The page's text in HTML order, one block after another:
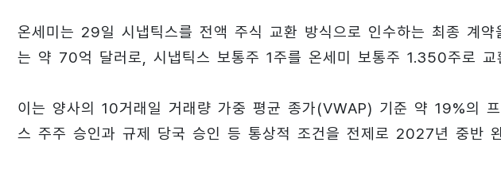
온세미는 29일 시냅틱스를 전액 주식 교환 방식으로 인수하는 최종 계약
는 약 70억 달러로, 시냅틱스 보통주 1주를 온세미 보통주 1.350주로 교
이는 양사의 10거래일 거래량 가중 평균 종가(VWAP) 기준 약 19%의
스 주주 승인과 규제 당국 승인 등 통상적 조건을 전제로 2027년 중반